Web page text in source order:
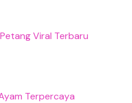
Viral Terbaru
Terpercaya